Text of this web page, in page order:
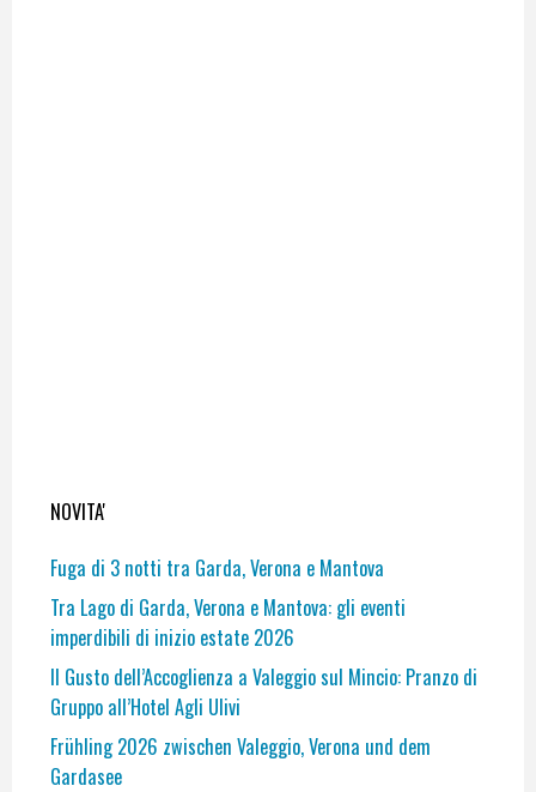
NOVITA'
Fuga di 3 notti tra Garda, Verona e Mantova
Tra Lago di Garda, Verona e Mantova: gli eventi
imperdibili di inizio estate 2026
Il Gusto dell’Accoglienza a Valeggio sul Mincio: Pranzo di
Gruppo all’Hotel Agli Ulivi
Frühling 2026 zwischen Valeggio, Verona und dem
Gardasee